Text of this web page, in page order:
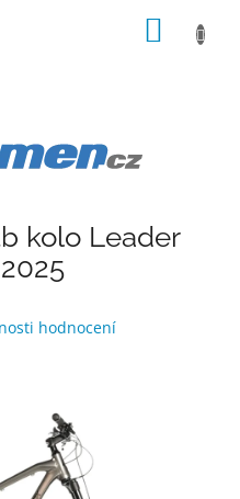
kolo Leader
hodnocení